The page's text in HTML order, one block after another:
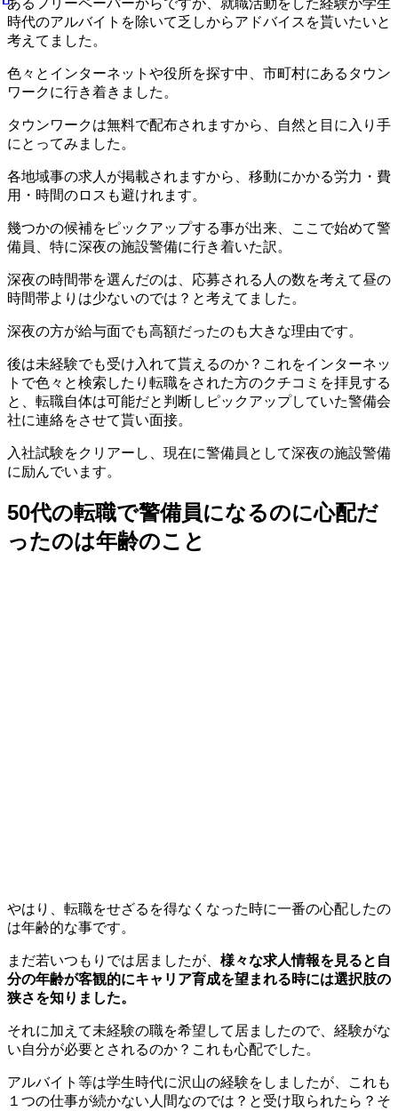
時代のアルバイトを除いて乏しからアドバイスを貰いたいと
考えてました。
色々とインターネットや役所を探す中、市町村にあるタウン
ワークに行き着きました。
タウンワークは無料で配布されますから、自然と目に入り手
にとってみました。
各地域事の求人が掲載されますから、移動にかかる労力・費
用・時間のロスも避けれます。
幾つかの候補をピックアップする事が出来、ここで始めて警
備員、特に深夜の施設警備に行き着いた訳。
深夜の時間帯を選んだのは、応募される人の数を考えて昼の
時間帯よりは少ないのでは？と考えてました。
深夜の方が給与面でも高額だったのも大きな理由です。
後は未経験でも受け入れて貰えるのか？これをインターネッ
トで色々と検索したり転職をされた方のクチコミを拝見する
と、転職自体は可能だと判断しピックアップしていた警備会
社に連絡をさせて貰い面接。
入社試験をクリアーし、現在に警備員として深夜の施設警備
に励んでいます。
50代の転職で警備員になるのに心配だ
ったのは年齢のこと
やはり、転職をせざるを得なくなった時に一番の心配したの
は年齢的な事です。
まだ若いつもりでは居ましたが、 様々な求人情報を見ると自
分の年齢が客観的にキャリア育成を望まれる時には選択肢の
狭さを知りました。
それに加えて未経験の職を希望して居ましたので、経験がな
い自分が必要とされるのか？これも心配でした。
アルバイト等は学生時代に沢山の経験をしましたが、これも
１つの仕事が続かない人間なのでは？と受け取られたら？そ